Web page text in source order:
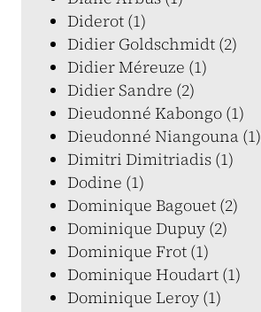
Diderot (1)
Didier Goldschmidt (2)
Didier Méreuze (1)
Didier Sandre (2)
Dieudonné Kabongo (1)
Dieudonné Niangouna (1)
Dimitri Dimitriadis (1)
Dodine (1)
Dominique Bagouet (2)
Dominique Dupuy (2)
Dominique Frot (1)
Dominique Houdart (1)
Dominique Leroy (1)